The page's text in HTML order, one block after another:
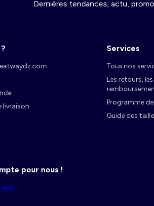
Dernières tendances, actu,
livraison
Services
Tous nos
Les retours,
Programme
Guide des
pour nous !